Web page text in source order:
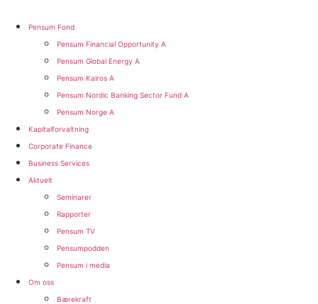
Pensum Fond
Pensum Financial Opportunity A
Pensum Global Energy A
Pensum Kairos A
Pensum Nordic Banking Sector Fund A​
Pensum Norge A​
Kapitalforvaltning
Corporate Finance
Business Services
Aktuelt
Seminarer
Rapporter
Pensum TV
Pensumpodden
Pensum i media
Om oss
Bærekraft